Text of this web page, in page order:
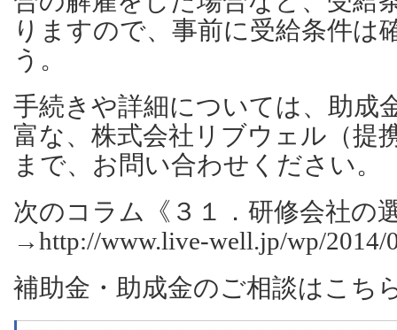
りますので、事前に受給条件は
う。
手続きや詳細については、助成
富な、株式会社リブウェル（提
まで、お問い合わせください。
次のコラム《３１．研修会社の
→http://www.live-well.jp/wp/2014/
補助金・助成金のご相談はこ